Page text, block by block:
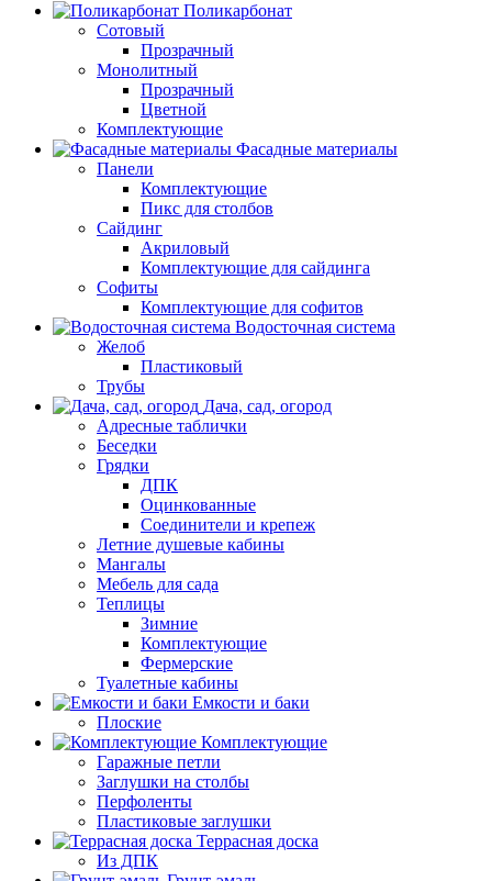
Поликарбонат
Сотовый
Прозрачный
Монолитный
Прозрачный
Цветной
Комплектующие
Фасадные материалы
Панели
Комплектующие
Пикс для столбов
Сайдинг
Акриловый
Комплектующие для сайдинга
Софиты
Комплектующие для софитов
Водосточная система
Желоб
Пластиковый
Трубы
Дача, сад, огород
Адресные таблички
Беседки
Грядки
ДПК
Оцинкованные
Соединители и крепеж
Летние душевые кабины
Мангалы
Мебель для сада
Теплицы
Зимние
Комплектующие
Фермерские
Туалетные кабины
Емкости и баки
Плоские
Комплектующие
Гаражные петли
Заглушки на столбы
Перфоленты
Пластиковые заглушки
Террасная доска
Из ДПК